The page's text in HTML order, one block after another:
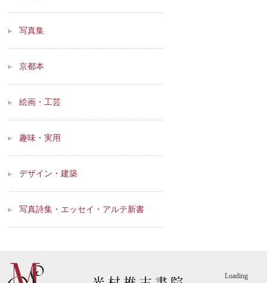
写真集
京都本
絵画・工芸
趣味・実用
デザイン・建築
写真詩集・エッセイ・アルテ新書
Loading